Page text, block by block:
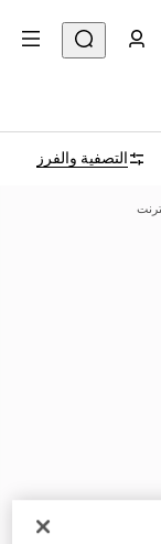
التصفية والفرز